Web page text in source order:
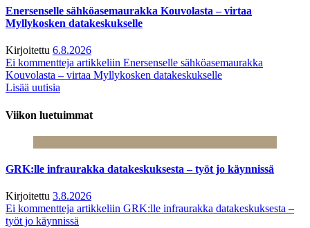
Enersenselle sähköasemaurakka Kouvolasta – virtaa
Myllykosken datakeskukselle
Kirjoitettu 6.8.2026
Ei kommentteja artikkeliin Enersenselle sähköasemaurakka
Kouvolasta – virtaa Myllykosken datakeskukselle
Lisää uutisia
Viikon luetuimmat
GRK:lle infraurakka datakeskuksesta – työt jo käynnissä
Kirjoitettu 3.8.2026
Ei kommentteja artikkeliin GRK:lle infraurakka datakeskuksesta –
työt jo käynnissä